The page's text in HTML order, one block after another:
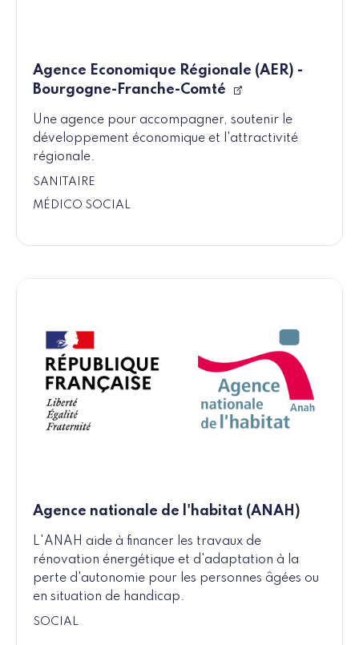
Agence Economique Régionale (AER) -
Bourgogne-Franche-Comté
Une agence pour accompagner, soutenir le
développement économique et l'attractivité
régionale.
SANITAIRE
MÉDICO SOCIAL
Agence nationale de l'habitat (ANAH)
L'ANAH aide à financer les travaux de
rénovation énergétique et d'adaptation à la
perte d'autonomie pour les personnes âgées ou
en situation de handicap.
SOCIAL